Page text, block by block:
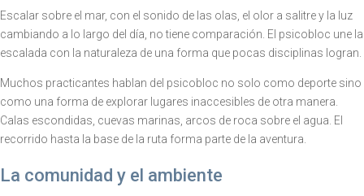
Escalar sobre el mar, con el sonido de las olas, el olor a salitre y la luz
cambiando a lo largo del día, no tiene comparación. El psicobloc une la
escalada con la naturaleza de una forma que pocas disciplinas logran.
Muchos practicantes hablan del psicobloc no solo como deporte sino
como una forma de explorar lugares inaccesibles de otra manera.
Calas escondidas, cuevas marinas, arcos de roca sobre el agua. El
recorrido hasta la base de la ruta forma parte de la aventura.
La comunidad y el ambiente